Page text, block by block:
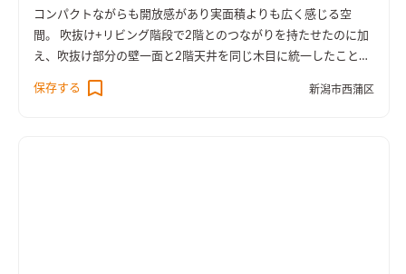
コンパクトながらも開放感があり実面積よりも広く感じる空
間。 吹抜け+リビング階段で2階とのつながりを持たせたのに加
え、吹抜け部分の壁一面と2階天井を同じ木目に統一したことに
より、1階・2階の一体感を演出しました。 趣味のピアノ室は、
楽譜を整理する本棚を壁一面に設け、屋外への防音効果も担って
保存する 新潟市西蒲区